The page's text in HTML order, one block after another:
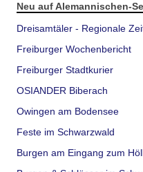
Neu auf Alemannischen-
Dreisamtäler - Regionale
Freiburger Wochenbericht
Freiburger Stadtkurier
OSIANDER Biberach
Owingen am Bodensee
Feste im Schwarzwald
Burgen am Eingang zum